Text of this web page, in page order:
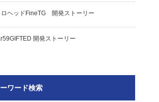
ロヘッドFineTG 開発ストーリー
開発ストーリー
ワード検索